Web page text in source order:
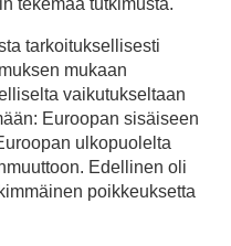
tarkoituksellisesti
mukaan
vaikutukseltaan
Euroopan sisäiseen
ulkopuolelta
Edellinen oli
poikkeuksetta